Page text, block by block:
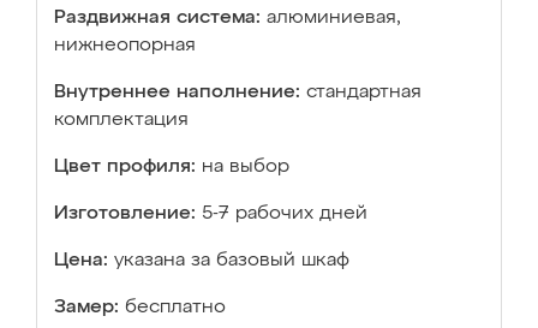
Раздвижная система: алюминиевая,
нижнеопорная
Внутреннее наполнение: стандартная
комплектация
Цвет профиля: на выбор
Изготовление: 5-7 рабочих дней
Цена: указана за базовый шкаф
Замер: бесплатно